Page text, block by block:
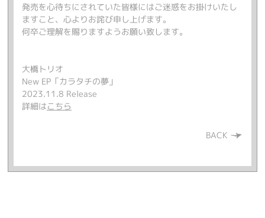
発売を心待ちにされていた皆様にはご迷惑をお掛けいたし
ますこと、心よりお詫び申し上げます。
何卒ご理解を賜りますようお願い致します。
大橋トリオ
New EP「カラタチの夢」
2023.11.8 Release
詳細はこちら
BACK